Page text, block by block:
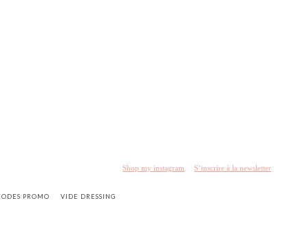
Shop my instagram S’inscrire à la newsletter
PROMO VIDE DRESSING